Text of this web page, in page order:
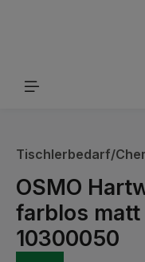
Tischlerbedarf/
OSMO
farblos
10300050